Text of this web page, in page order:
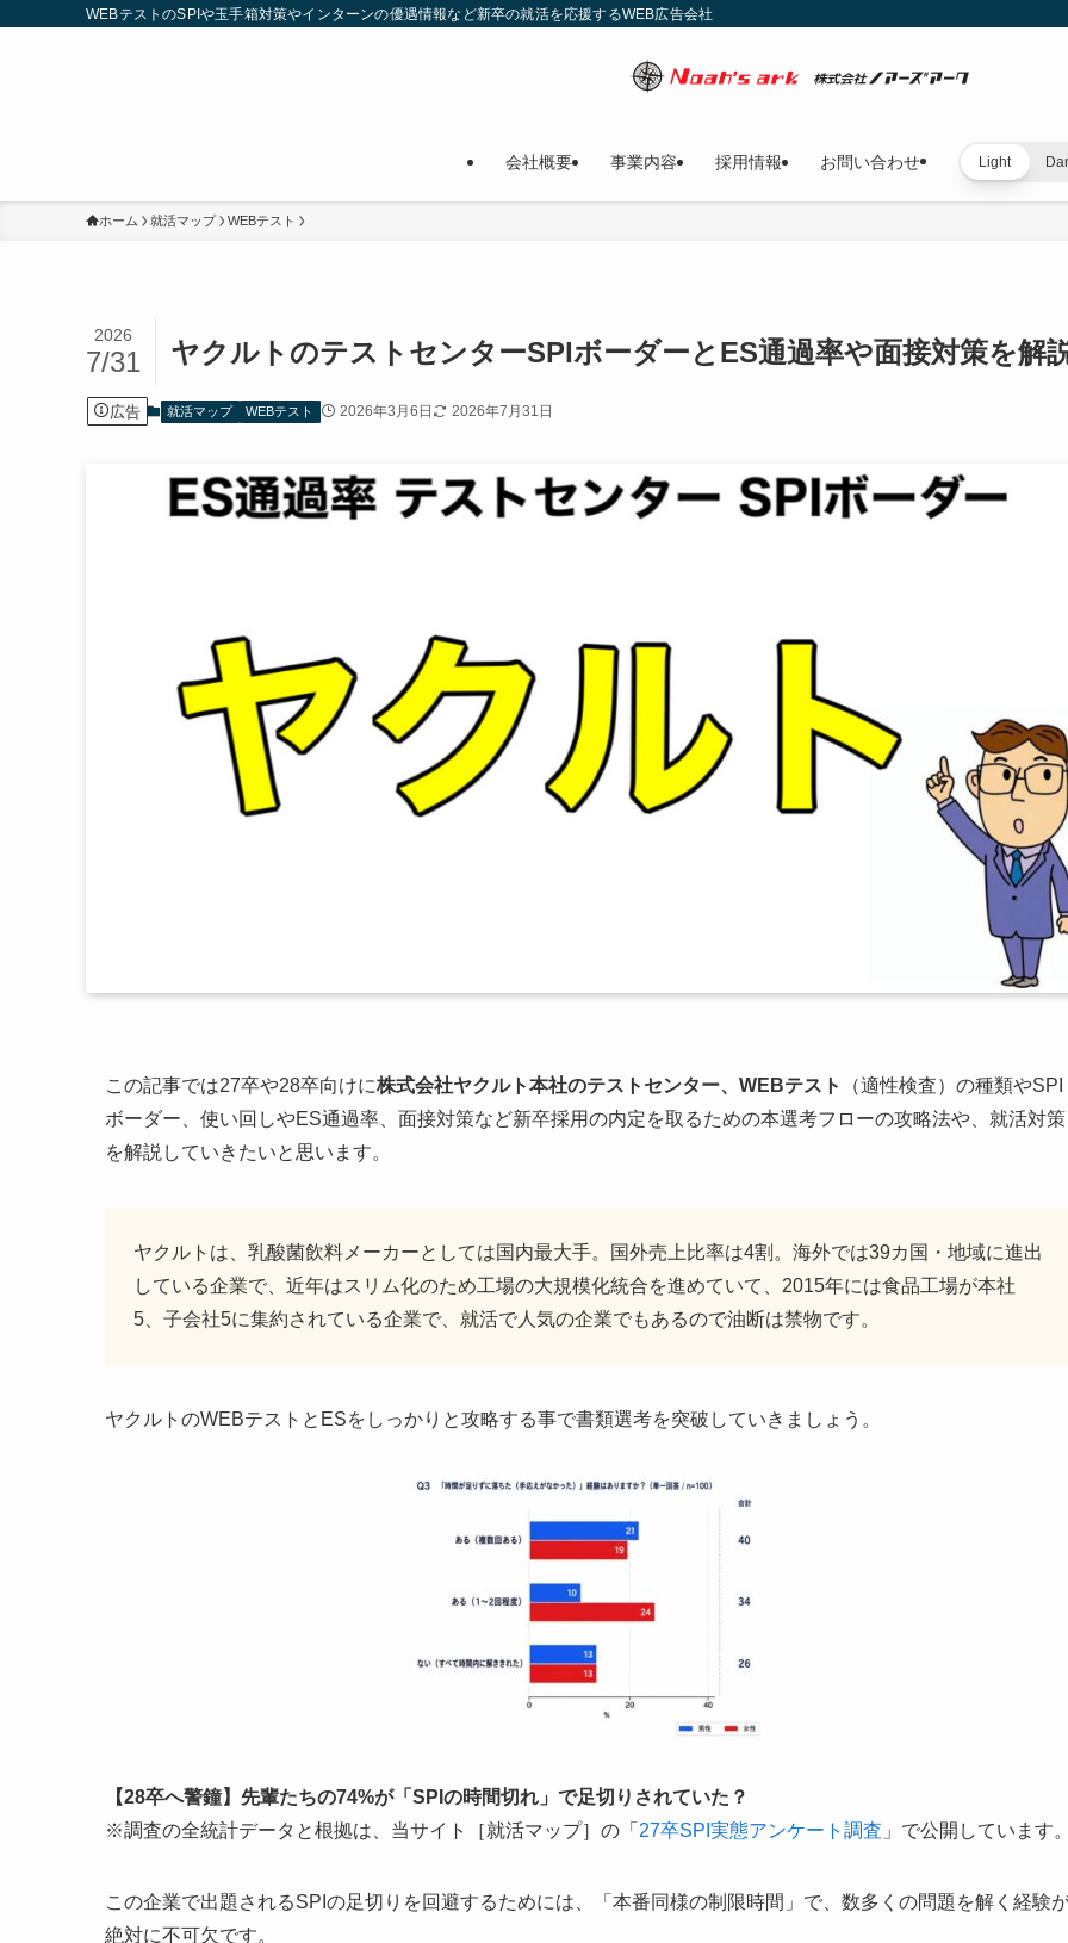
WEBテストのSPIや玉手箱対策やインターンの優遇情報など新卒の就活を応援するWEB広告会社
会社概要 事業内容 採用情報 お問い合わせ Light
ホーム 就活マップ WEBテスト
ヤクルトのテストセンターSPIボーダーとES通過率や面接対策を解
2026
7/31
広告 就活マップ WEBテスト 2026年3月6日 2026年7月31日
この記事では27卒や28卒向けに株式会社ヤクルト本社のテストセンター、WEBテスト
（適性検査）の種類やSPI
ボーダー、使い回しやES通過率、面接対策など新卒採用の内定を取るための本選考フローの攻略法や、就活対策
を解説していきたいと思います。
ヤクルトは、乳酸菌飲料メーカーとしては国内最大手。国外売上比率は4割。海外では39カ国・地域に進出
している企業で、近年はスリム化のため工場の大規模化統合を進めていて、2015年には食品工場が本社
5、子会社5に集約されている企業で、就活で人気の企業でもあるので油断は禁物です。
ヤクルトのWEBテストとESをしっかりと攻略する事で書類選考を突破していきましょう。
【28卒へ警鐘】先輩たちの74%が「SPIの時間切れ」で足切りされていた？
※調査の全統計データと根拠は、当サイト［就活マップ］の「 27卒SPI実態アンケート調査 」で公開しています
この企業で出題されるSPIの足切りを回避するためには、「本番同様の制限時間」で、数多くの問題を解く経験
絶対に不可欠です。